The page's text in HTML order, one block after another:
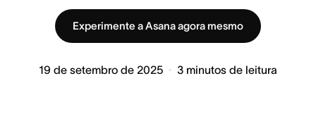
Experimente a Asana agora mesmo
19 de setembro de 2025 3 minutos de leitura